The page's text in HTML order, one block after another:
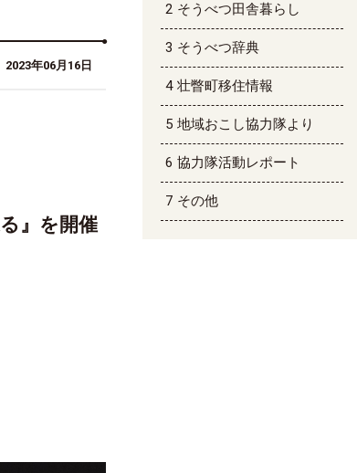
2023年06月16日
』を開催
そうべつ田舎暮らし
そうべつ辞典
壮瞥町移住情報
地域おこし協力隊より
協力隊活動レポート
その他